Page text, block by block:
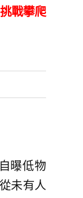
戰攀爬
曝低物
未有人